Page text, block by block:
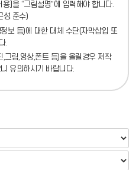
]을 “그림설명”에 입력해야 합니다.
성 준수)
보 등)에 대한 대체 수단(자막삽입 또
.
그림,영상,폰트 등)을 올릴경우 저작
유의하시기 바랍니다.